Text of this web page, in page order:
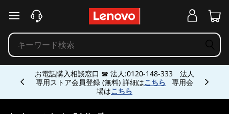
e
n
v
メインコンテンツにスキップする
AI時代に最適なモデルはこれだ！最大ポイント10
倍おすすめモデルはこちら 在庫限りのクリアラン
スモデルも多数
Currently displaying item 1 of 5